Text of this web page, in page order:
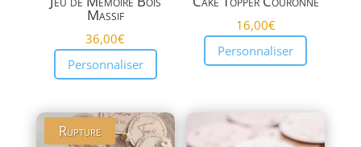
Massif
36,00€
Personnaliser
16,00€
Personnaliser
Rupture